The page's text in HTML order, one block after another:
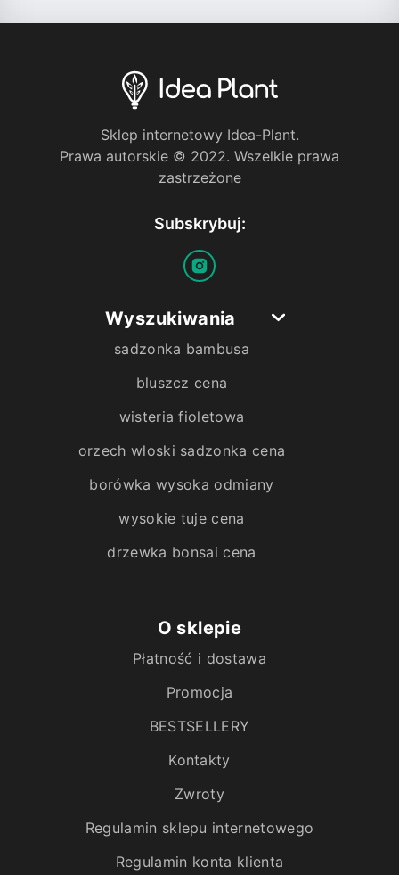
Sklep internetowy Idea-Plant.
Prawa autorskie © 2022. Wszelkie prawa
zastrzeżone
Subskrybuj:
Wyszukiwania
sadzonka bambusa
bluszcz cena
wisteria fioletowa
orzech włoski sadzonka cena
borówka wysoka odmiany
wysokie tuje cena
drzewka bonsai cena
O sklepie
Płatność i dostawa
Promocja
BESTSELLERY
Kontakty
Zwroty
Regulamin sklepu internetowego
Regulamin konta klienta